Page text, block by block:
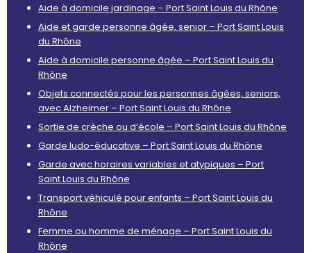
Aide à domicile jardinage – Port Saint Louis du Rhône
Aide et garde personne âgée, senior – Port Saint Louis
du Rhône
Aide à domicile personne âgée – Port Saint Louis du
Rhône
Objets connectés pour les personnes âgées, seniors,
avec Alzheimer – Port Saint Louis du Rhône
Sortie de crèche ou d’école – Port Saint Louis du Rhône
Garde ludo-éducative – Port Saint Louis du Rhône
Garde avec horaires variables et atypiques – Port
Saint Louis du Rhône
Transport véhiculé pour enfants – Port Saint Louis du
Rhône
Femme ou homme de ménage – Port Saint Louis du
Rhône